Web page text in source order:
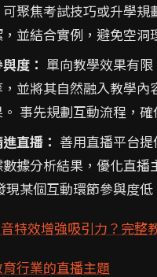
聚焦考試技巧或升學
並結合實例，避免空洞
度： 單向教學效果有
並將其自然融入教學
事先規劃互動流程，
直播： 善用直播平台
據分析結果，優化直
某個互動環節參與度
特效增強吸引力？完整
行業的直播主題